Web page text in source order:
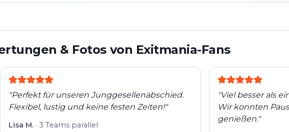
Altstadt
& Fotos von Exitmania-Fans
"Perfekt für unseren Junggesellenabschied.
Flexibel, lustig und keine festen Zeiten!"
Lisa M. · 3 Teams parallel
"Viel besser als
Wir konnten
genießen."